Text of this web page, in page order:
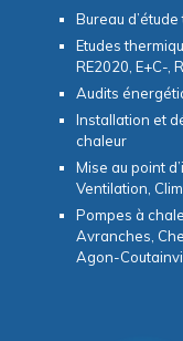
Bureau
Etudes
RE2020, E+C-,
Audits
Installation et
chaleur
Mise au point
Ventilation,
Pompes à
Avranches,
Agon-